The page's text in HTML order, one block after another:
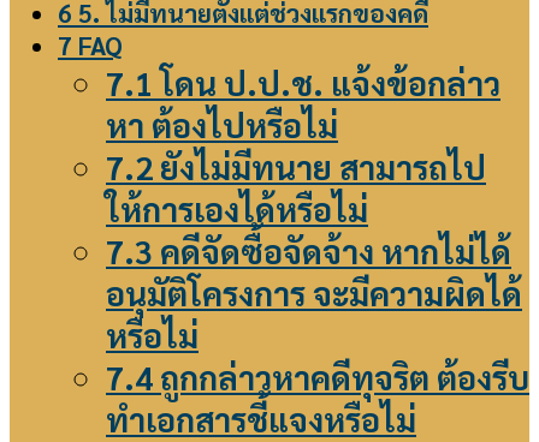
6 5. ไม่มีทนายตั้งแต่ช่วงแรกของคดี
7 FAQ
7.1 โดน ป.ป.ช. แจ้งข้อกล่าว
หา ต้องไปหรือไม่
7.2 ยังไม่มีทนาย สามารถไป
ให้การเองได้หรือไม่
7.3 คดีจัดซื้อจัดจ้าง หากไม่ได้
อนุมัติโครงการ จะมีความผิดได้
หรือไม่
7.4 ถูกกล่าวหาคดีทุจริต ต้องรีบ
ทำเอกสารชี้แจงหรือไม่